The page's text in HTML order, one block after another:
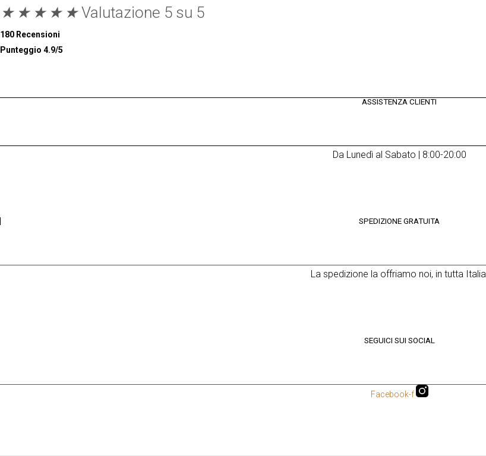
★ ★ ★ ★ ★ Valutazione 5 su 5
180 Recensioni
Punteggio 4.9/5
ASSISTENZA CLIENTI
Da Lunedì al Sabato | 8:00-20:00
SPEDIZIONE GRATUITA
La spedizione la offriamo noi, in tutta Italia.
SEGUICI SUI SOCIAL
Facebook-f